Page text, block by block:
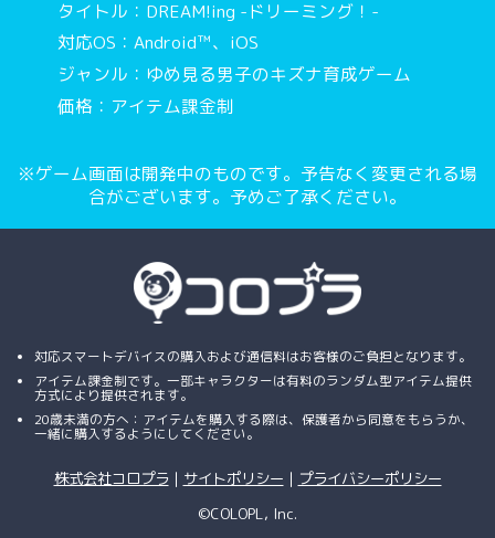
タイトル：DREAM!ing -ドリーミング！-
対応OS：Android™、iOS
ジャンル：ゆめ見る男子のキズナ育成ゲーム
価格：アイテム課金制
※ゲーム画面は開発中のものです。予告なく変更される場
合がございます。予めご了承ください。
対応スマートデバイスの購入および通信料はお客様のご負担となります。
アイテム課金制です。一部キャラクターは有料のランダム型アイテム提供
方式により提供されます。
20歳未満の方へ：アイテムを購入する際は、保護者から同意をもらうか、
一緒に購入するようにしてください。
株式会社コロプラ ｜ サイトポリシー ｜ プライバシーポリシー
©COLOPL, Inc.